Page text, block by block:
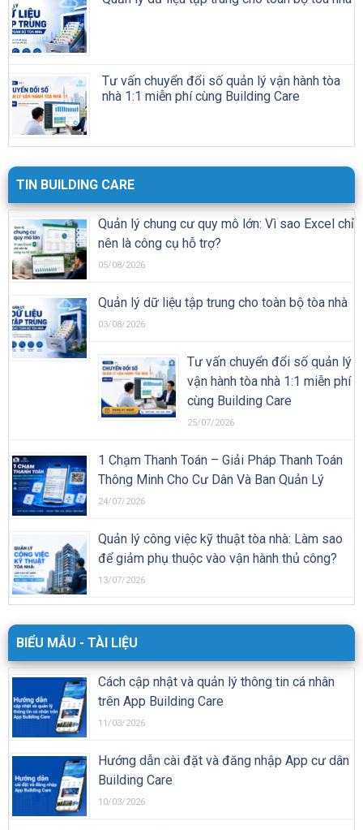
TIN BUILDING CARE
05/08/2026
vận hành tòa nhà 1:1 miễn phí
cùng Building Care
25/07/2026
Thông Minh Cho Cư Dân Và Ban Quản Lý
24/07/2026
Quản lý công việc kỹ thuật tòa nhà: Làm sao
để giảm phụ thuộc vào vận hành thủ công?
13/07/2026
BIỂU MẪU - TÀI LIỆU
Cách cập nhật và quản lý thông tin cá nhân
11/03/2026
Hướng dẫn cài đặt và đăng nhập App cư dân
Trọn bộ tài liệu quản lý tòa nhà chung cư mới
nhất
15/07/2024
chữa cháy ở chung cư
12/07/2023